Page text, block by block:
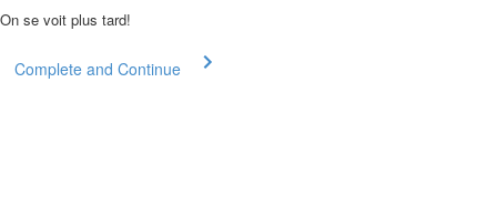
On se voit plus tard!
Complete and Continue